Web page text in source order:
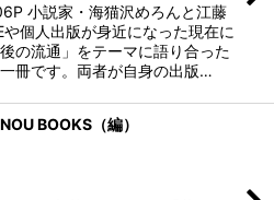
小説家・海猫沢めろんと江藤
個人出版が身近になった現在に
の流通」をテーマに語り合った
冊です。両者が自身の出版…
BOOKS（編）